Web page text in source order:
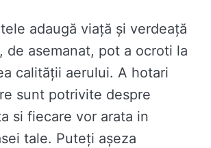
adaugă viață și verdeață
de asemanat, pot a ocroti la
calității aerului. A hotari
sunt potrivite despre
si fiecare vor arata in
tale. Puteți așeza